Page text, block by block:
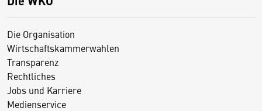
Die Organisation
Wirtschaftskammerwahlen
Transparenz
Rechtliches
Jobs und Karriere
Medienservice